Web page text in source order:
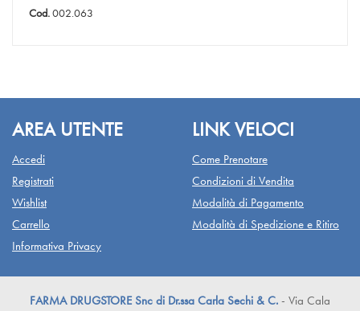
Cod.002.063
AREA UTENTE
Accedi
Registrati
Wishlist
Carrello
Informativa Privacy
LINK VELOCI
Come Prenotare
Condizioni di Vendita
Modalità di Pagamento
Modalità di Spedizione e Ritiro
FARMA DRUGSTORE Snc di Dr.ssa Carla Sechi & C. - Via Cala